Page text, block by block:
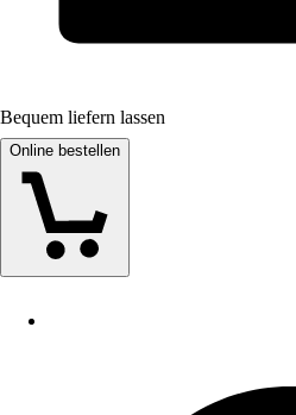
Bequem liefern lassen
Online bestellen